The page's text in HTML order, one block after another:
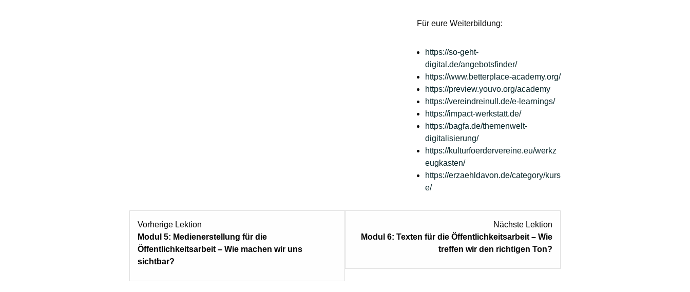
Für eure Weiterbildung:
https://so-geht-
digital.de/angebotsfinder/
https://www.betterplace-academy.org/
https://preview.youvo.org/academy
https://vereindreinull.de/e-learnings/
https://impact-werkstatt.de/
https://bagfa.de/themenwelt-
digitalisierung/
https://kulturfoerdervereine.eu/werkz
eugkasten/
https://erzaehldavon.de/category/kurs
e/
Vorherige Lektion
Modul 5: Medienerstellung für die
Öffentlichkeitsarbeit – ​​Wie machen wir uns
sichtbar?​
Nächste Lektion
Modul 6: Texten für die Öffentlichkeitsarbeit​ – Wie
treffen wir den richtigen Ton?